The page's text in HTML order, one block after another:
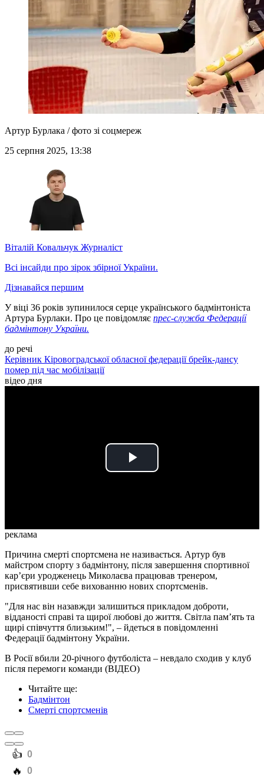
Артур Бурлака / фото зі соцмереж
25 серпня 2025, 13:38
Віталій Ковальчук Журналіст
Всі інсайди про зірок збірної України.
Дізнавайся першим
У віці 36 років зупинилося серце українського бадмінтоніста
Артура Бурлаки. Про це повідомляє прес-служба Федерації
бадмінтону України.
до речі
Керівник Кіровоградської обласної федерації брейк-дансу
помер під час мобілізації
відео дня
Play
реклама
Причина смерті спортсмена не називається. Артур був
майстром спорту з бадмінтону, після завершення спортивної
кар’єри уродженець Миколаєва працював тренером,
присвятивши себе вихованню нових спортсменів.
"Для нас він назавжди залишиться прикладом доброти,
відданості справі та щирої любові до життя. Світла памʼять та
щирі співчуття близьким!", – йдеться в повідомленні
Федерації бадмінтону України.
В Росії вбили 20-річного футболіста – невдало сходив у клуб
після перемоги команди (ВІДЕО)
Читайте ще:
Бадмінтон
Смерті спортсменів
️👍 0
️🔥 0